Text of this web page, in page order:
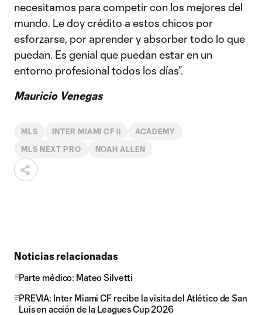
necesitamos para competir con los mejores del
mundo. Le doy crédito a estos chicos por
esforzarse, por aprender y absorber todo lo que
puedan. Es genial que puedan estar en un
entorno profesional todos los días”.
Mauricio Venegas
MLS INTER MIAMI CF II ACADEMY
MLS NEXT PRO NOAH ALLEN
Noticias relacionadas
Parte médico: Mateo Silvetti
PREVIA: Inter Miami CF recibe la visita del Atlético de San
Luis en acción de la Leagues Cup 2026